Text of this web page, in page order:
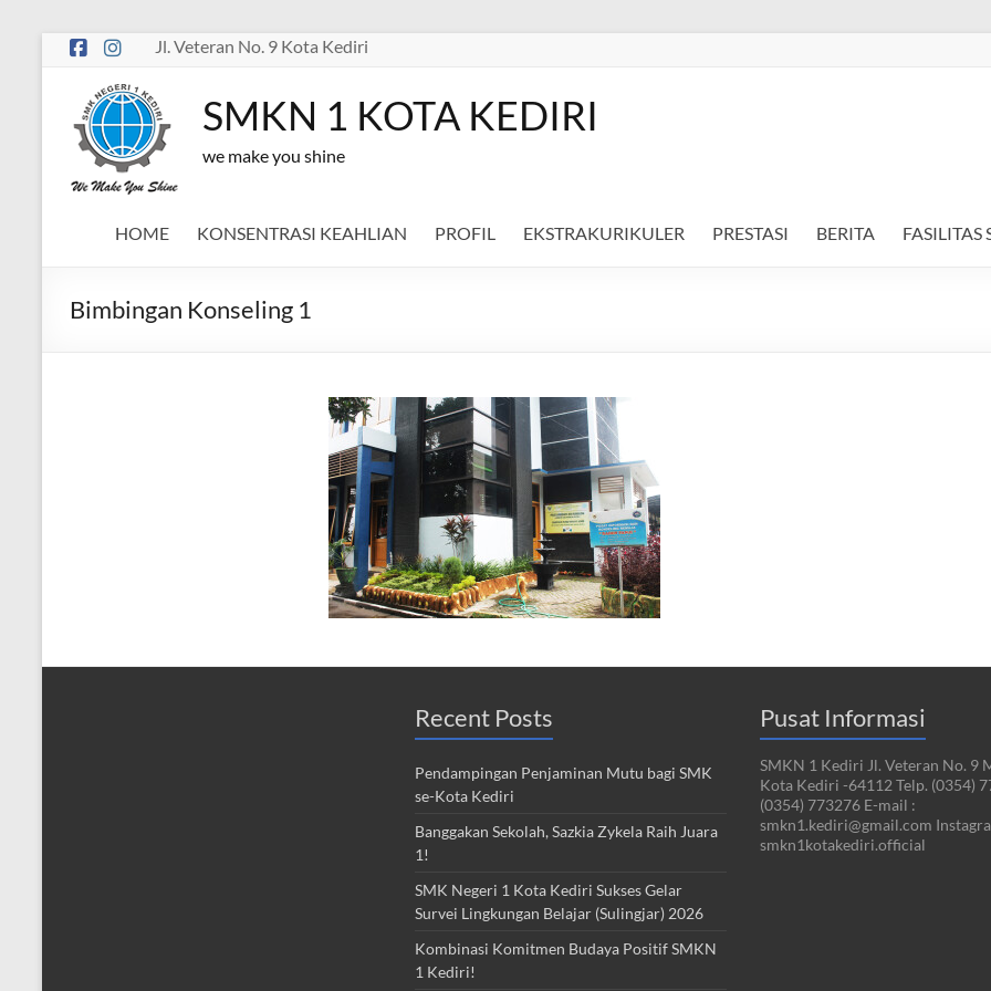
Skip
content
Jl. Veteran No. 9 Kota Kediri
SMKN 1 KOTA KEDIRI
we make you shine
HOME KONSENTRASI KEAHLIAN PROFIL EKSTRAKURIKULER PRESTASI BERITA FASILITAS
Bimbingan Konseling 1
Recent Posts
Pendampingan Penjaminan Mutu bagi SMK
se-Kota Kediri
Banggakan Sekolah, Sazkia Zykela Raih Juara
1!
SMK Negeri 1 Kota Kediri Sukses Gelar
Survei Lingkungan Belajar (Sulingjar) 2026
Kombinasi Komitmen Budaya Positif SMKN
1 Kediri!
Pusat Informasi
SMKN 1 Kediri Jl. Veteran No. 9
Kota Kediri -64112 Telp. (0354)
(0354) 773276 E-mail :
smkn1.kediri@gmail.com
smkn1kotakediri.official